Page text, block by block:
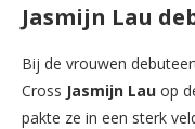
Jasmijn Lau
Bij de vrouwen
Cross Jasmijn Lau op
pakte ze in een sterk